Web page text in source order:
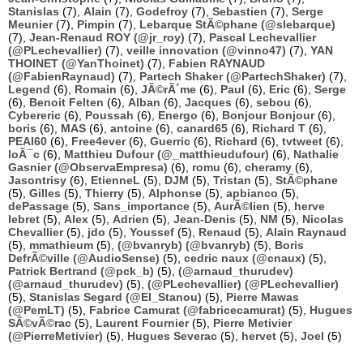
Stanislas (7), Alain (7), Godefroy (7), Sebastien (7), Serge
Meunier(7), Pimpin (7), Lebarque StÃ©phane (@slebarque)
(7), Jean-Renaud ROY (@jr_roy) (7), Pascal Lechevallier
(@PLechevallier) (7), veille innovation (@vinno47) (7), YAN
THOINET (@YanThoinet) (7), Fabien RAYNAUD
(@FabienRaynaud) (7), Partech Shaker (@PartechShaker) (7),
Legend (6), Romain (6), JÃ©rÃ´me (6), Paul (6), Eric (6), Serge
(6), Benoit Felten (6), Alban (6), Jacques (6), sebou (6),
Cybereric (6), Poussah (6), Energo (6), Bonjour Bonjour(6),
boris (6), MAS (6), antoine (6), canard65 (6), Richard T (6),
PEAI60 (6), Free4ever(6), Guerric (6), Richard (6), tvtweet (6),
loÃ¯c (6), Matthieu Dufour (@_matthieudufour) (6), Nathalie
Gasnier (@ObservaEmpresa) (6), romu (6), cheramy (6),
Jasontrisy (6), EtienneL (5), DJM (5), Tristan (5), StÃ©phane
(5), Gilles (5), Thierry (5), Alphonse (5), apbianco (5),
dePassage (5), Sans_importance (5), AurÃ©lien (5), herve
lebret (5), Alex (5), Adrien (5), Jean-Denis (5), NM (5), Nicolas
Chevallier(5), jdo (5), Youssef (5), Renaud (5), Alain Raynaud
(5), mmathieum (5), (@bvanryb) (@bvanryb) (5), Boris
DefrÃ©ville (@AudioSense) (5), cedric naux (@cnaux) (5),
Patrick Bertrand (@pck_b) (5), (@arnaud_thurudev)
(@arnaud_thurudev) (5), (@PLechevallier) (@PLechevallier)
(5), Stanislas Segard (@El_Stanou) (5), Pierre Mawas
(@PemLT) (5), Fabrice Camurat (@fabricecamurat) (5), Hugues
SÃ©vÃ©rac (5), Laurent Fournier(5), Pierre Metivier
(@PierreMetivier) (5), Hugues Severac (5), hervet (5), Joel (5)